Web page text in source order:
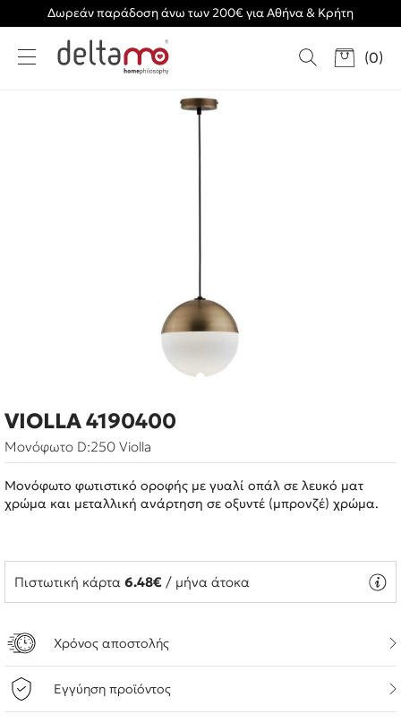
Δωρεάν παράδοση άνω των 200€ για Αθήνα & Κρήτη
(0)
VIOLLA 4190400
Μονόφωτο D:250 Violla
Μονόφωτο φωτιστικό οροφής με γυαλί οπάλ σε λευκό ματ
χρώμα και μεταλλική ανάρτηση σε οξυντέ (μπρονζέ) χρώμα.
Πιστωτική κάρτα 6.48€ / μήνα άτοκα
Χρόνος αποστολής
Εγγύηση προϊόντος